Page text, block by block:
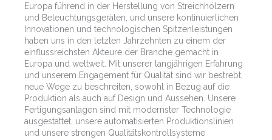
Europa führend in der Herstellung von Streichhölzern
und Beleuchtungsgeräten, und unsere kontinuierlichen
Innovationen und technologischen Spitzenleistungen
haben uns in den letzten Jahrzehnten zu einem der
einflussreichsten Akteure der Branche gemacht in
Europa und weltweit. Mit unserer langjährigen Erfahrung
und unserem Engagement für Qualität sind wir bestrebt,
neue Wege zu beschreiten, sowohl in Bezug auf die
Produktion als auch auf Design und Aussehen. Unsere
Fertigungsanlagen sind mit modernster Technologie
ausgestattet, unsere automatisierten Produktionslinien
und unsere strengen Qualitätskontrollsysteme